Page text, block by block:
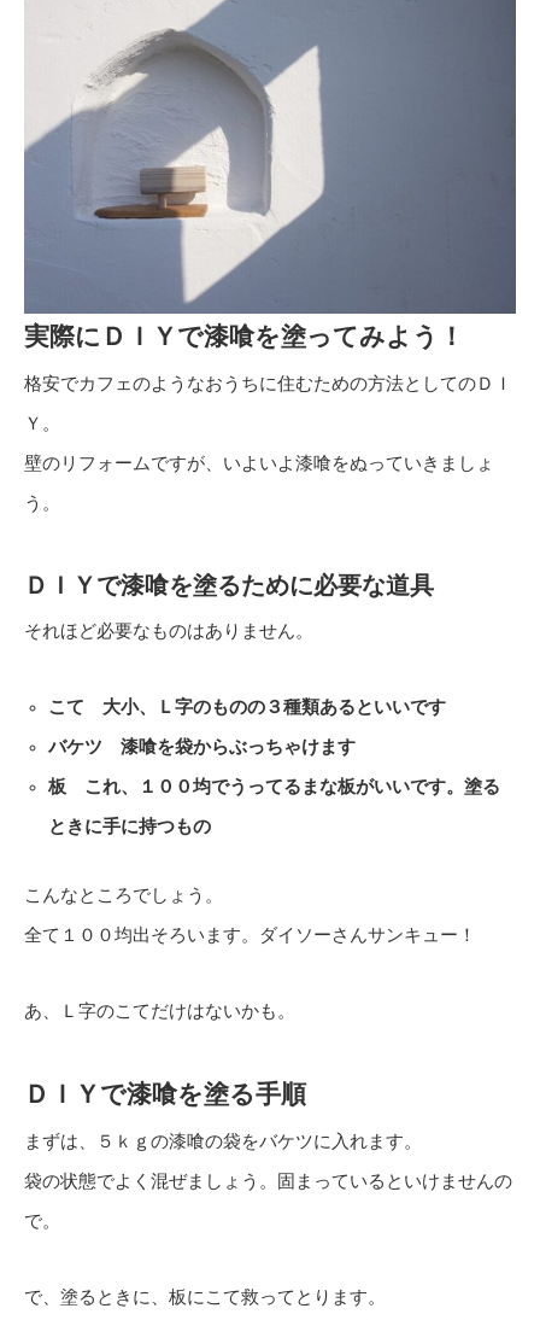
実際にＤＩＹで漆喰を塗ってみよう！
格安でカフェのようなおうちに住むための方法としてのＤＩ
Ｙ。
壁のリフォームですが、いよいよ漆喰をぬっていきましょ
う。
ＤＩＹで漆喰を塗るために必要な道具
それほど必要なものはありません。
こて 大小、Ｌ字のものの３種類あるといいです
バケツ 漆喰を袋からぶっちゃけます
板 これ、１００均でうってるまな板がいいです。塗る
ときに手に持つもの
こんなところでしょう。
全て１００均出そろいます。ダイソーさんサンキュー！
あ、Ｌ字のこてだけはないかも。
ＤＩＹで漆喰を塗る手順
まずは、５ｋｇの漆喰の袋をバケツに入れます。
袋の状態でよく混ぜましょう。固まっているといけませんの
で。
で、塗るときに、板にこて救ってとります。